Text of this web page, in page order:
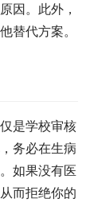
因。此外，
替代方案。
是学校审核
务必在生病
如果没有医
而拒绝你的